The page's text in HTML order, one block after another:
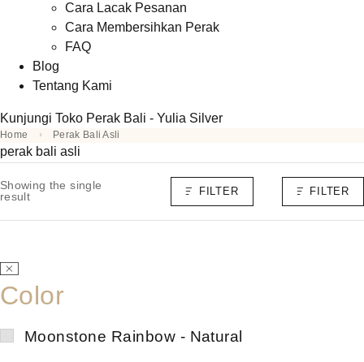
Cara Lacak Pesanan
Cara Membersihkan Perak
FAQ
Blog
Tentang Kami
Kunjungi Toko Perak Bali - Yulia Silver
Home Perak Bali Asli
perak bali asli
Showing the single
result
FILTER FILTER
Color
Moonstone Rainbow - Natural